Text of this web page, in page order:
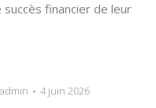
financier de leur
admin 4 juin 2026